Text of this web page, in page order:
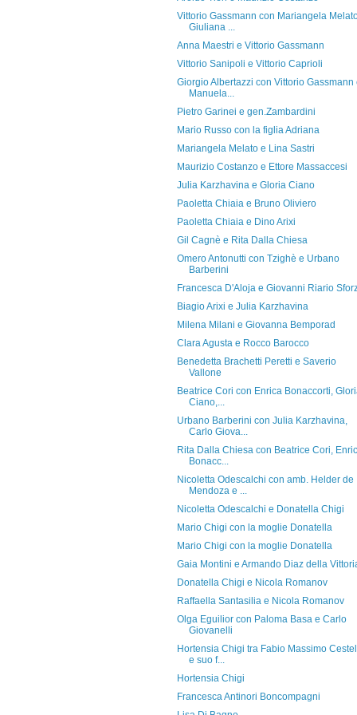
Vittorio Gassmann con Mariangela
Giuliana ...
Anna Maestri e Vittorio Gassmann
Vittorio Sanipoli e Vittorio Caprioli
Giorgio Albertazzi con Vittorio Gassmann
Manuela...
Pietro Garinei e gen.Zambardini
Mario Russo con la figlia Adriana
Mariangela Melato e Lina Sastri
Maurizio Costanzo e Ettore Massaccesi
Julia Karzhavina e Gloria Ciano
Paoletta Chiaia e Bruno Oliviero
Paoletta Chiaia e Dino Arixi
Gil Cagnè e Rita Dalla Chiesa
Omero Antonutti con Tzighè e Urbano
Barberini
Francesca D'Aloja e Giovanni Riario
Biagio Arixi e Julia Karzhavina
Milena Milani e Giovanna Bemporad
Clara Agusta e Rocco Barocco
Benedetta Brachetti Peretti e Saverio
Vallone
Beatrice Cori con Enrica Bonaccorti,
Ciano,...
Urbano Barberini con Julia Karzhavina,
Carlo Giova...
Rita Dalla Chiesa con Beatrice Cori,
Bonacc...
Nicoletta Odescalchi con amb. Helder de
Mendoza e ...
Nicoletta Odescalchi e Donatella Chigi
Mario Chigi con la moglie Donatella
Mario Chigi con la moglie Donatella
Gaia Montini e Armando Diaz della
Donatella Chigi e Nicola Romanov
Raffaella Santasilia e Nicola Romanov
Olga Eguilior con Paloma Basa e Carlo
Giovanelli
Hortensia Chigi tra Fabio Massimo
e suo f...
Hortensia Chigi
Francesca Antinori Boncompagni